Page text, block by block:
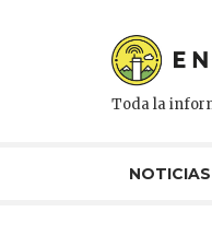
Toda la
NOTICIAS